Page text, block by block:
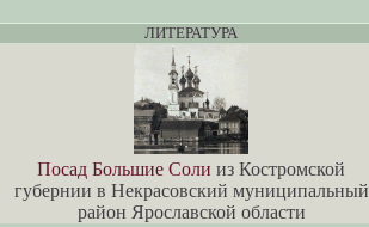
ЛИТЕРАТУРА
Посад Большие Соли из Костромской
губернии в Некрасовский муниципальный
район Ярославской области